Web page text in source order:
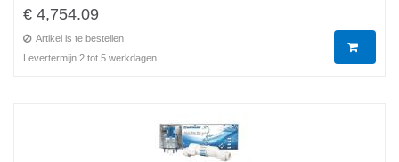
€ 4,754.09
Artikel is te bestellen
Levertermijn 2 tot 5 werkdagen